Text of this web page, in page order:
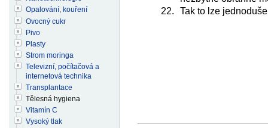
Tak to lze
Opalování, kouření
Ovocný cukr
Pivo
Plasty
Strom moringa
Televizní, počítačová a
internetová technika
Transplantace
Tělesná hygiena
Vitamín C
Vysoký tlak